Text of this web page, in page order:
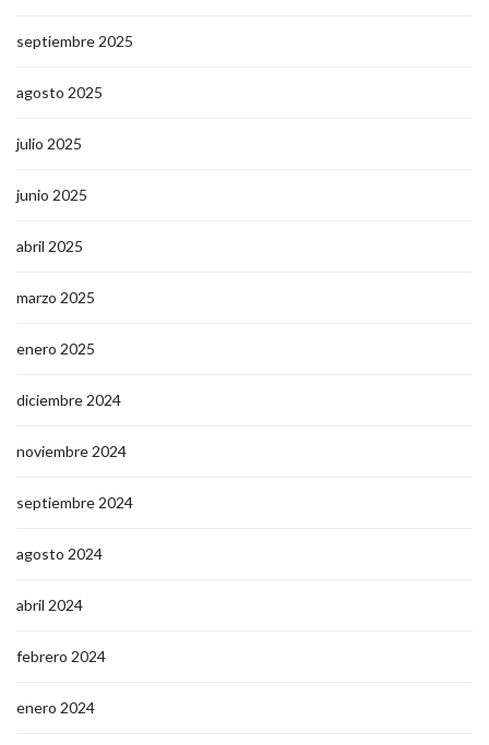
septiembre 2025
agosto 2025
julio 2025
junio 2025
abril 2025
marzo 2025
enero 2025
diciembre 2024
noviembre 2024
septiembre 2024
agosto 2024
abril 2024
febrero 2024
enero 2024